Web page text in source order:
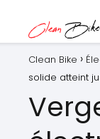
Clean Bike
solide atteint